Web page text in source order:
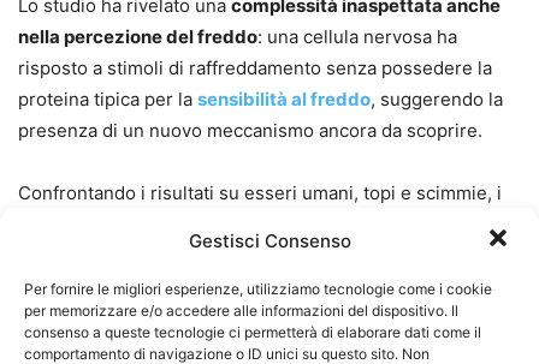
Gestisci Consenso
Per fornire le migliori esperienze, utilizziamo tecnologie come i cookie
per memorizzare e/o accedere alle informazioni del dispositivo. Il
consenso a queste tecnologie ci permetterà di elaborare dati come il
comportamento di navigazione o ID unici su questo sito. Non
Lo studio ha rivelato una complessità inaspettata anche
nella percezione del freddo: una cellula nervosa ha
risposto a stimoli di raffreddamento senza possedere la
proteina tipica per la sensibilità al freddo, suggerendo la
presenza di un nuovo meccanismo ancora da scoprire.
Confrontando i risultati su esseri umani, topi e scimmie, i
nervose sono comuni tra le specie, ma la velocità di
conduzione varia, specialmente nelle cellule umane
sensibili al dolore, molto più rapide rispetto a quelle dei
topi. Questo potrebbe spiegare perché gli esseri umani